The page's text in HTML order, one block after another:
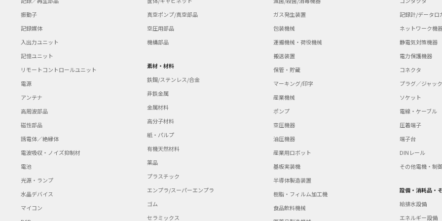
振動子
記録媒体
入出力ユニット
記憶ユニット
リモートコントロールユニット
電源
アンテナ
高周波部品
磁性部品
誘電体／絶縁体
電波吸収・ノイズ抑制材
電池
光源・ランプ
水晶デバイス
マイコン
真空ポンプ/真空部品
空圧用部品
機構部品
素材・材料
鉄鋼/ステンレス/合金
非鉄金属
金属材料
高分子材料
紙・パルプ
有機天然材料
薬品
プラスチック
エンプラ/スーパーエンプラ
ゴム
セラミックス
ガス発生装置
包装機械
運搬機械・荷役機械
搬送装置
保管・貯蔵
マーキング/印字
産業機械
ポンプ
空圧機器
油圧機器
産業用ロボット
基板実装機
半導体製造装置
樹脂・フィルム加工機
食品飲料機械
記録計/データロ
ネットワーク機
静電気対策機器
電力保護機器
コネクタ
プラグ／ジャック
ソケット
電線・ケーブル
圧着端子
端子台
DINレール
その他電機・制御
設備・消耗品・
給排水設備
エネルギー設備